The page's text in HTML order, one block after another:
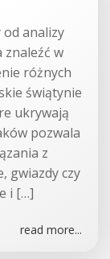
od analizy
znaleźć w
różnych
świątynie
ukrywają
pozwala
z
gwiazdy czy
i […]
read more...